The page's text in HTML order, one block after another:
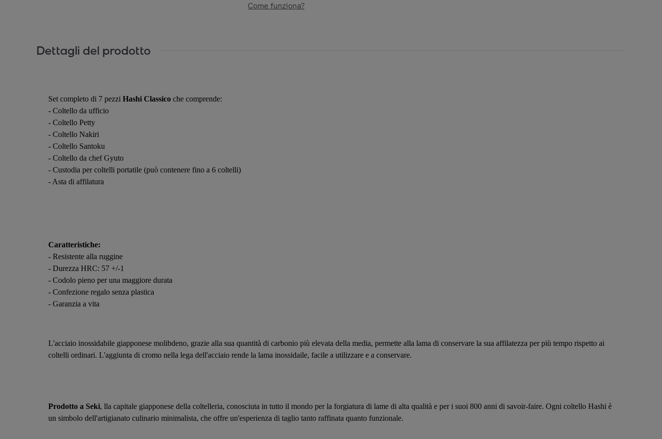
Come funziona?
Dettagli del prodotto
Set completo di 7 pezzi Hashi Classico che comprende:
- Coltello da ufficio
- Coltello Petty
- Coltello Nakiri
- Coltello Santoku
- Coltello da chef Gyuto
- Custodia per coltelli portatile (può contenere fino a 6 coltelli)
- Asta di affilatura
Caratteristiche:
- Resistente alla ruggine
- Durezza HRC: 57 +/-1
- Codolo pieno per una maggiore durata
- Confezione regalo senza plastica
- Garanzia a vita
L'acciaio inossidabile giapponese molibdeno, grazie alla sua quantità di carbonio più elevata della media, permette alla lama di conservare la sua affilatezza per più tempo rispetto ai
coltelli ordinari. L'aggiunta di cromo nella lega dell'acciaio rende la lama inossidaile, facile a utilizzare e a conservare.
Prodotto a Seki, lla capitale giapponese della coltelleria, conosciuta in tutto il mondo per la forgiatura di lame di alta qualità e per i suoi 800 anni di savoir-faire. Ogni coltello Hashi è
un simbolo dell'artigianato culinario minimalista, che offre un'esperienza di taglio tanto raffinata quanto funzionale.